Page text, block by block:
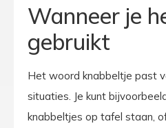
Wanneer je
gebruikt
Het woord knabbeltje past
situaties. Je kunt
knabbeltjes op tafel staan,